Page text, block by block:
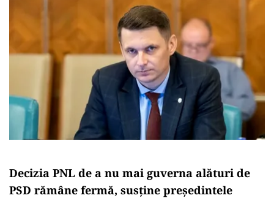
Decizia PNL de a nu mai guverna alături de
PSD rămâne fermă, susține președintele